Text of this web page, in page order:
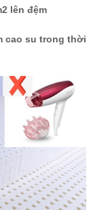
lên đệm
cao su trong thời